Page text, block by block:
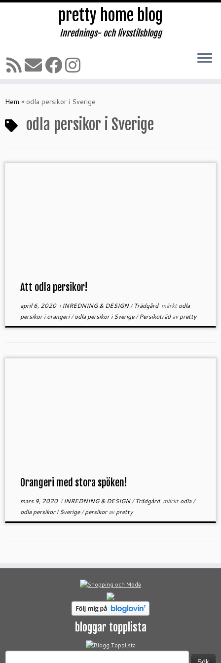
till
pretty home blog
Inrednings- och livsstilsblogg
Hem » odla persikor i Sverige
odla persikor i Sverige
Att odla persikor!
april 6, 2020i INREDNING & DESIGN/Trädgård märktodla
persikor i orangeri/odla persikor i Sverige/Persikoträdavpretty
Orangeri med stora spöken!
mars 9, 2020i INREDNING & DESIGN/Trädgård märktodla/
odla persikor i Sverige/persikoravpretty
bloggar topplista